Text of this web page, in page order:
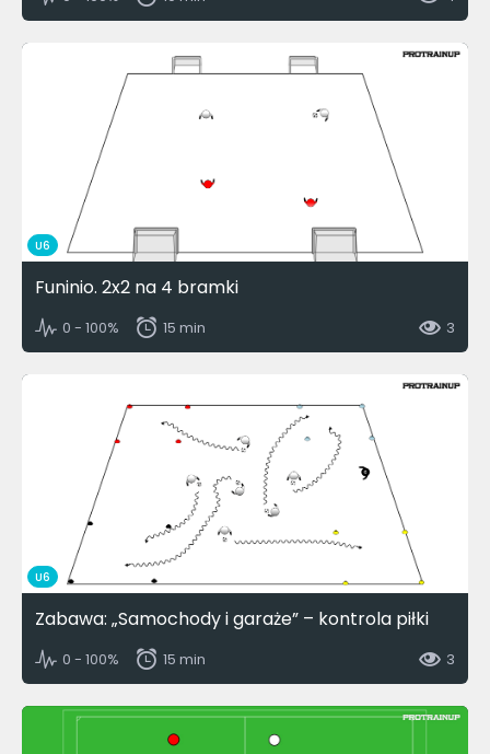
U6
Funinio. 2x2 na 4 bramki
0 - 100% 15 min 3
U6
Zabawa: „Samochody i garaże” – kontrola piłki
0 - 100% 15 min 3